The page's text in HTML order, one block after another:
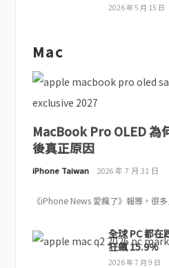
2026 年 5 月 15 日
Mac
MacBook Pro OLED 為
後真正原因
iPhone Taiwan 2026 年 7 月 31 日
《iPhone News 愛瘋了》報導，很
全球 PC 都在
狂飆 15.9%
2026 年 7 月 9 日